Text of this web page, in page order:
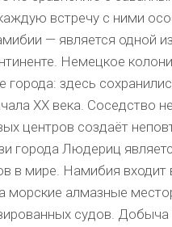
встречу с ними
— является одной
Немецкое
города: здесь
XX века. Соседство
центров создаёт
города Людериц
в мире. Намибия входит
морские алмазные
судов. Добыча